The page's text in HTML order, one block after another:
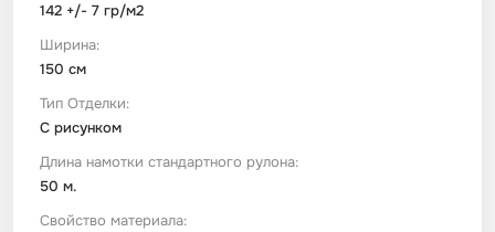
142 +/- 7 гр/м2
Ширина:
150 см
Тип Отделки:
С рисунком
Длина намотки стандартного рулона:
50 м.
Свойство материала: